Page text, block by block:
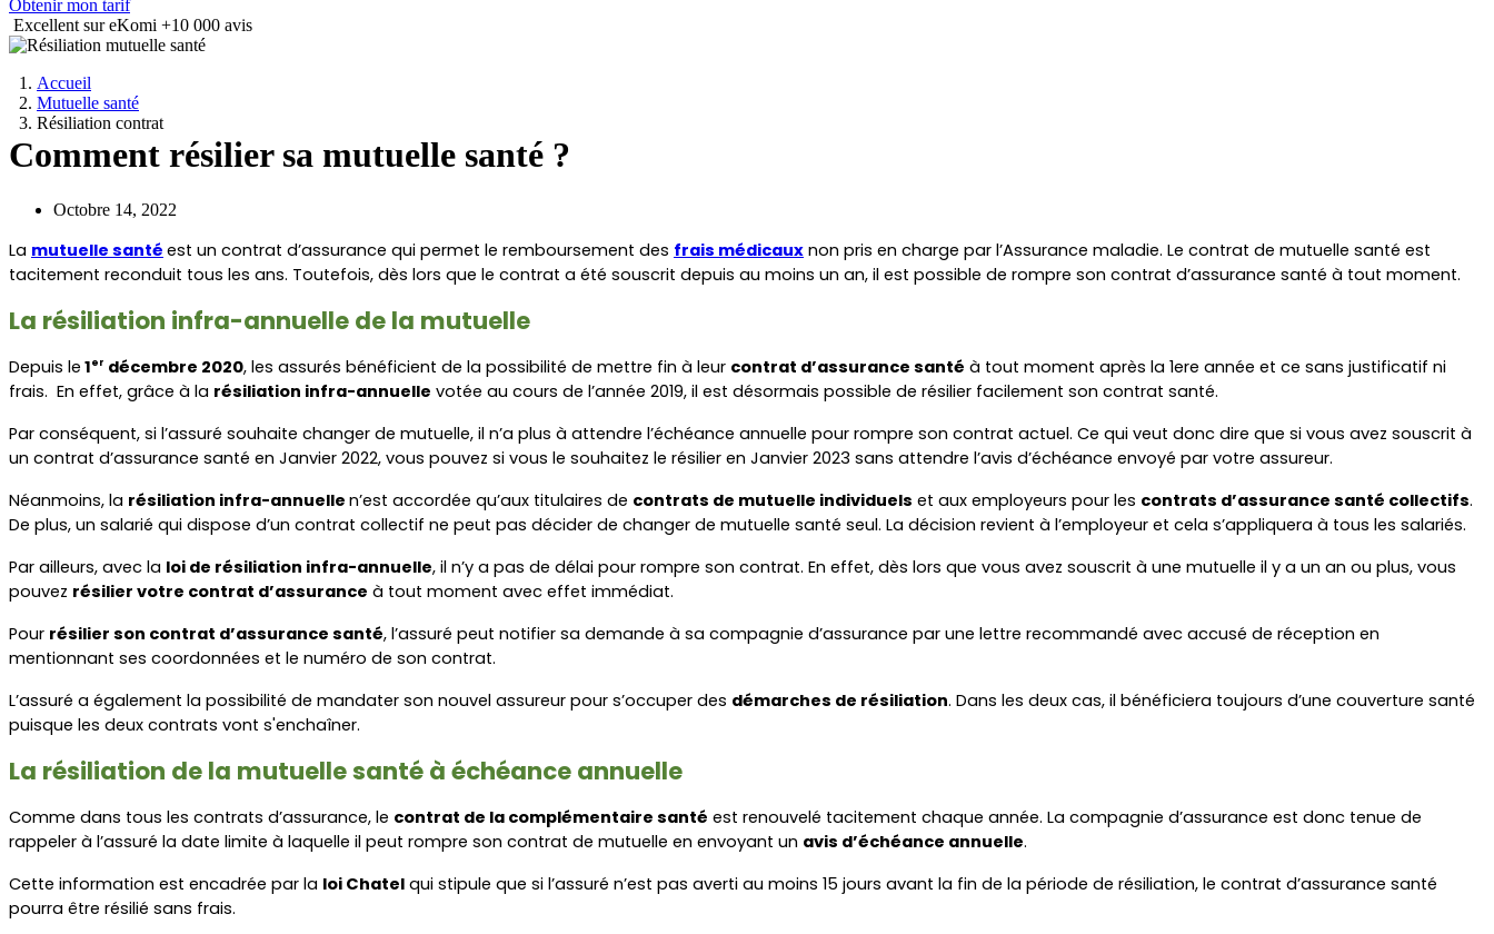
Obtenir mon tarif
Excellent sur eKomi +10 000 avis
Accueil
Mutuelle santé
Résiliation contrat
Comment résilier sa mutuelle santé ?
Octobre 14, 2022
La mutuelle santé est un contrat d’assurance qui permet le remboursement des frais médicaux non pris en charge par l’Assurance maladie. Le contrat de mutuelle santé est
tacitement reconduit tous les ans. Toutefois, dès lors que le contrat a été souscrit depuis au moins un an, il est possible de rompre son contrat d’assurance santé à tout moment.
La résiliation infra-annuelle de la mutuelle
Depuis le 1er décembre 2020, les assurés bénéficient de la possibilité de mettre fin à leur contrat d’assurance santé à tout moment après la 1ere année et ce sans justificatif ni
frais.  En effet, grâce à la résiliation infra-annuelle votée au cours de l’année 2019, il est désormais possible de résilier facilement son contrat santé.
Par conséquent, si l’assuré souhaite changer de mutuelle, il n’a plus à attendre l’échéance annuelle pour rompre son contrat actuel. Ce qui veut donc dire que si vous avez souscrit à
un contrat d’assurance santé en Janvier 2022, vous pouvez si vous le souhaitez le résilier en Janvier 2023 sans attendre l’avis d’échéance envoyé par votre assureur.
Néanmoins, la résiliation infra-annuelle n’est accordée qu’aux titulaires de contrats de mutuelle individuels et aux employeurs pour les contrats d’assurance santé collectifs.
De plus, un salarié qui dispose d’un contrat collectif ne peut pas décider de changer de mutuelle santé seul. La décision revient à l’employeur et cela s’appliquera à tous les salariés.
Par ailleurs, avec la loi de résiliation infra-annuelle, il n’y a pas de délai pour rompre son contrat. En effet, dès lors que vous avez souscrit à une mutuelle il y a un an ou plus, vous
pouvez résilier votre contrat d’assurance à tout moment avec effet immédiat.
Pour résilier son contrat d’assurance santé, l’assuré peut notifier sa demande à sa compagnie d’assurance par une lettre recommandé avec accusé de réception en
mentionnant ses coordonnées et le numéro de son contrat.
L’assuré a également la possibilité de mandater son nouvel assureur pour s’occuper des démarches de résiliation. Dans les deux cas, il bénéficiera toujours d’une couverture santé
puisque les deux contrats vont s'enchaîner.
La résiliation de la mutuelle santé à échéance annuelle
Comme dans tous les contrats d’assurance, le contrat de la complémentaire santé est renouvelé tacitement chaque année. La compagnie d’assurance est donc tenue de
rappeler à l’assuré la date limite à laquelle il peut rompre son contrat de mutuelle en envoyant un avis d’échéance annuelle.
Cette information est encadrée par la loi Chatel qui stipule que si l’assuré n’est pas averti au moins 15 jours avant la fin de la période de résiliation, le contrat d’assurance santé
pourra être résilié sans frais.